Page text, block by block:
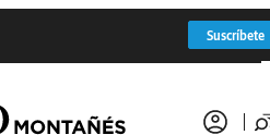
Suscríbete